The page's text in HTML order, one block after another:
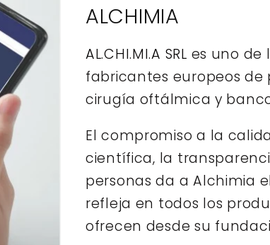
C
o
l
e
c
i
ó
n
ALCHIMIA
AL.CHI.MI.A SRL es uno de
fabricantes europeos
cirugía oftálmica y
El compromiso a la
científica, la
personas da a Alchimia
refleja en todos los
ofrecen desde su